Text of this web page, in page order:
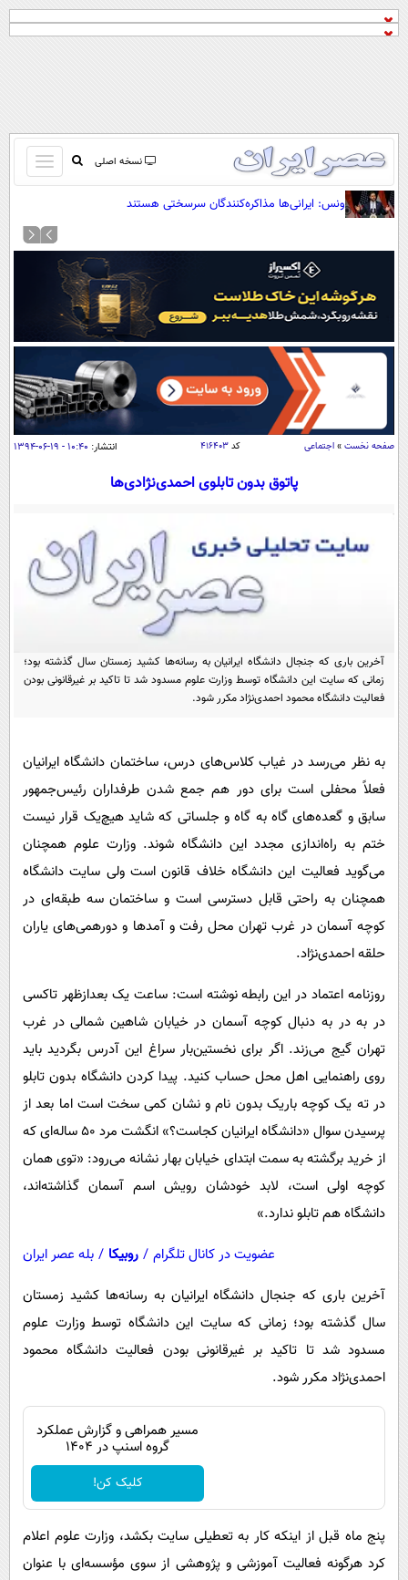
نسخه اصلی
باز
و
کردن
صفحه اول
آرشیو
نظرسنجی
آب و هوا
اوقات شرعی
سواد زندگی
اقتصاد
اقتصادی
جامعه
حوادث
یک برش دانایی
سفر و تفریح
بین الملل
علم و دانش
علمی
اخبار کریپتو
گوناگون
سرگرمی
مجله تصویری سلاح
فیلم
ورزش
سیاست
سرگرمی
گوناگون
حوادث
سلامت
فرهنگی
بین الملل
حیات وحش
سیاست خارجی
خواندنی ها و دیدنی ها
داستان کوتاه
پیامک
آشپزی
دانلود
آموزش زبان
ونس: ایرانی‌ها مذاکره‌کنندگان سرسختی هستند
صفحه نخست » اجتماعی کد۴۱۶۴۰۳ انتشار: ۱۰:۴۰ - ۱۹-۰۶-۱۳۹۴
پاتوق بدون تابلوی احمدی‌نژادی‌ها
آخرین باری که جنجال دانشگاه ایرانیان به رسانه‌ها کشید زمستان سال گذشته بود؛
زمانی که سایت این دانشگاه توسط وزارت علوم مسدود شد تا تاکید بر غیرقانونی بودن
فعالیت دانشگاه محمود احمدی‌نژاد مکرر شود.
به نظر می‌رسد در غیاب کلاس‌های درس، ساختمان دانشگاه ایرانیان
فعلاً محفلی است برای دور هم جمع شدن طرفداران رئیس‌جمهور
سابق و گعده‌های گاه به گاه و جلساتی که شاید هیچ‌یک قرار نیست
ختم به راه‌اندازی مجدد این دانشگاه شوند. وزارت علوم همچنان
می‌گوید فعالیت این دانشگاه خلاف قانون است ولی سایت دانشگاه
همچنان به راحتی قابل دسترسی است و ساختمان سه طبقه‌ای در
کوچه آسمان در غرب تهران محل رفت و آمدها و دورهمی‌های یاران
حلقه احمدی‌نژاد.
روزنامه اعتماد در این رابطه نوشته است: ساعت یک بعدازظهر تاکسی
در به در به دنبال کوچه آسمان در خیابان شاهین شمالی در غرب
تهران گیج می‌زند. اگر برای نخستین‌بار سراغ این آدرس بگردید باید
روی راهنمایی اهل محل حساب کنید. پیدا کردن دانشگاه بدون تابلو
در ته یک کوچه باریک بدون نام و نشان کمی سخت است اما بعد از
پرسیدن سوال «دانشگاه ایرانیان کجاست؟» انگشت مرد 50 ساله‌ای که
از خرید برگشته به سمت ابتدای خیابان بهار نشانه می‌رود: «توی همان
کوچه اولی است، لابد خودشان رویش اسم آسمان گذاشته‌اند،
دانشگاه هم تابلو ندارد.»
عضویت در کانال تلگرام / روبیکا / بله عصر ایران
آخرین باری که جنجال دانشگاه ایرانیان به رسانه‌ها کشید زمستان
سال گذشته بود؛ زمانی که سایت این دانشگاه توسط وزارت علوم
مسدود شد تا تاکید بر غیرقانونی بودن فعالیت دانشگاه محمود
احمدی‌نژاد مکرر شود.
مسیر همراهی و گزارش عملکرد
گروه اسنپ در ۱۴۰۴
کلیک کن!
پنج ماه قبل از اینکه کار به تعطیلی سایت بکشد، وزارت علوم اعلام
کرد هرگونه فعالیت آموزشی و پژوهشی از سوی مؤسسه‌ای با عنوان